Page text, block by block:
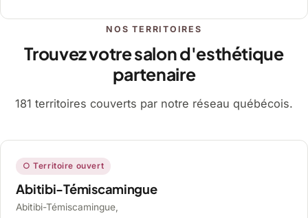
NOS TERRITOIRES
Trouvez votre salon d'esthétique
partenaire
181 territoires couverts par notre réseau québécois.
○ Territoire ouvert
Abitibi-Témiscamingue
Abitibi-Témiscamingue,